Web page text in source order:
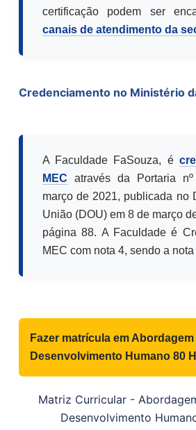
certificação podem ser
canais de atendimento da
Credenciamento no Ministério
A Faculdade FaSouza, é
MEC através da Portaria
março de 2021, publicada no
União (DOU) em 8 de março
página 88. A Faculdade é
MEC com nota 4, sendo a
Fazer matrícula em
Desenvolvimento Humano 80
Matriz Curricular -
Desenvolvimento